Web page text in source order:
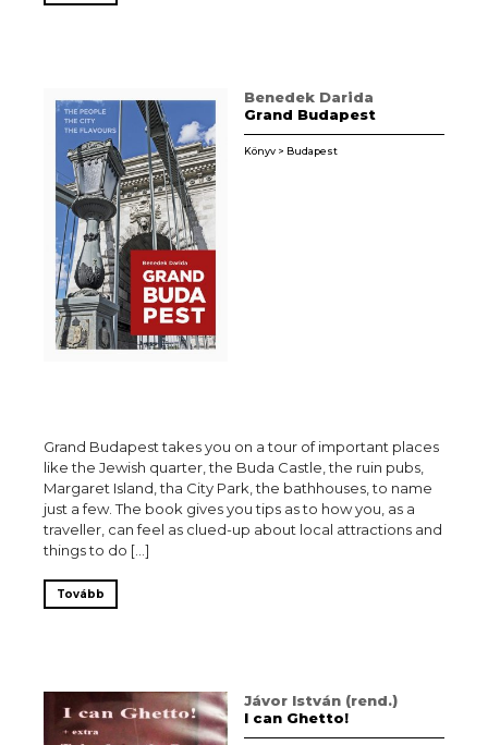
Benedek Darida
Grand Budapest
Könyv > Budapest
Grand Budapest takes you on a tour of important places
like the Jewish quarter, the Buda Castle, the ruin pubs,
Margaret Island, tha City Park, the bathhouses, to name
just a few. The book gives you tips as to how you, as a
traveller, can feel as clued-up about local attractions and
things to do […]
Tovább
Jávor István (rend.)
I can Ghetto!